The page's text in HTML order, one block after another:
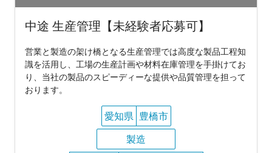
中途 生産管理【未経験者応募可】
営業と製造の架け橋となる生産管理では高度な製品工程知
識を活用し、工場の生産計画や材料在庫管理を手掛けてお
り、当社の製品のスピーディーな提供や品質管理を担って
おります。
愛知県 豊橋市
製造